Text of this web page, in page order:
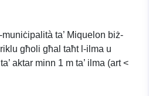
ta’ Miquelon biż-
għoli għal taħt l-ilma u
aktar minn 1 m ta’ ilma (art <